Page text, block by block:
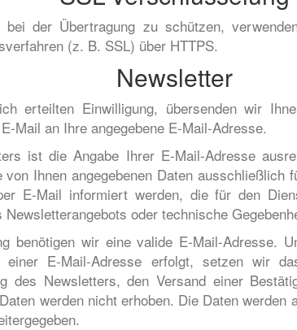
der Übertragung zu schützen,
(z. B. SSL) über HTTPS.
Newsletter
erteilten Einwilligung, übersenden wir
Mail an Ihre angegebene E-Mail-Adresse.
ist die Angabe Ihrer E-Mail-Adresse
Ihnen angegebenen Daten ausschließlich
E-Mail informiert werden, die für den
oder technische
benötigen wir eine valide E-Mail-Adresse.
E-Mail-Adresse erfolgt, setzen wir
des Newsletters, den Versand einer
werden nicht erhoben. Die Daten